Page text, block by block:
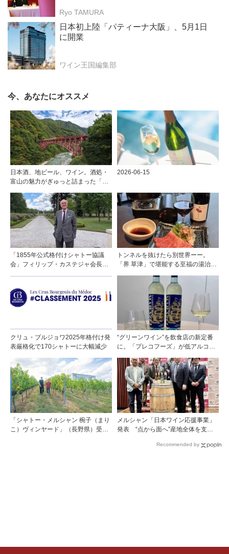
Ryo TAMURA
日本初上陸「パティーナ大阪」、5月1日
に開業
ワイン王国編集部
今、あなたにオススメ
日本酒、地ビール、ワイン。酒処・
富山の魅力がぎゅっと詰まった「黒
2026-06-15
「1855年公式格付けシャトー協議
会」フィリップ・カステジャ会長イ
トンネルを抜けたら別世界ーー。
「界 草津」で堪能する至福の湯治と
クリュ・ブルジョワ2025年格付け発
表厳格化で170シャトーに大幅減少
“グリーンワイン”を飲食店の新定番
に。「プレコフーズ」が低アルコー
「シャトー・メルシャン 椀子（まり
こ）ヴィンヤード」（長野県）受け
メルシャン「日本ワイン応援事業」
発表 “点から面へ”産地全体を支え
Recommended by